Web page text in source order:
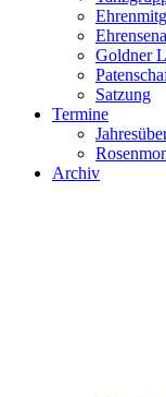
Goldner
Satzung
Termine
Archiv